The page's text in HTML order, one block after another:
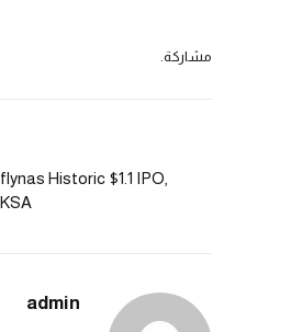
مشاركة.
Historic $1.1 IPO,
admin